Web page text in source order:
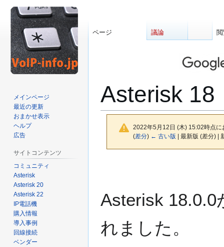
Asterisk 18
2022年5月12日 (木) 15:02時点に
(差分) ← 古い版 | 最新版 (差分) |
ー
シ
ン
移
動
Asterisk 18.0.0
れました。
ページ 議論
メインページ
最近の更新
おまかせ表示
ヘルプ
広告
サイトコンテンツ
コミュニティ
Asterisk
Asterisk 20
Asterisk 22
IP電話機
購入情報
導入事例
回線接続
ベンダー